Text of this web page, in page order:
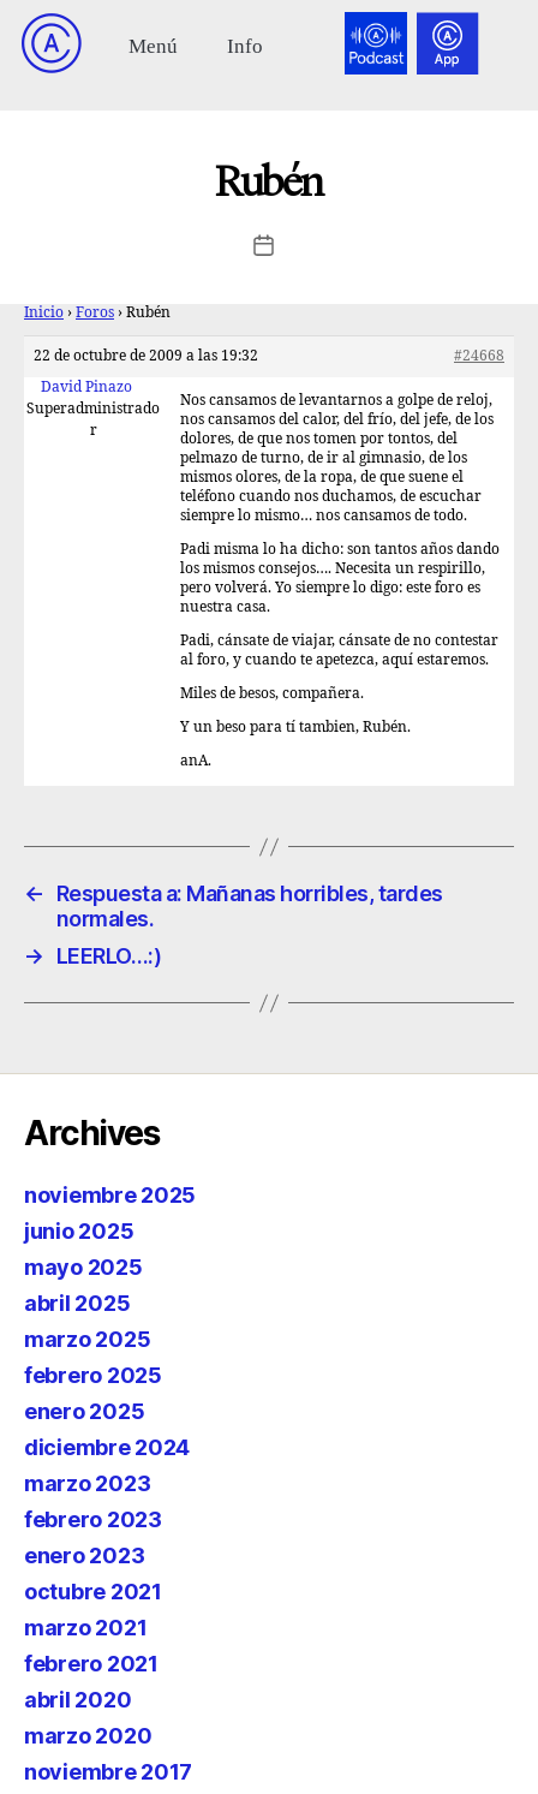
Rubén
Inicio › Foros › Rubén
22 de octubre de 2009 a las 19:32
#24668
David Pinazo
Superadministrado
r
Nos cansamos de levantarnos a golpe de reloj,
nos cansamos del calor, del frío, del jefe, de los
dolores, de que nos tomen por tontos, del
pelmazo de turno, de ir al gimnasio, de los
mismos olores, de la ropa, de que suene el
teléfono cuando nos duchamos, de escuchar
siempre lo mismo… nos cansamos de todo.
Padi misma lo ha dicho: son tantos años dando
los mismos consejos…. Necesita un respirillo,
pero volverá. Yo siempre lo digo: este foro es
nuestra casa.
Padi, cánsate de viajar, cánsate de no contestar
al foro, y cuando te apetezca, aquí estaremos.
Miles de besos, compañera.
Y un beso para tí tambien, Rubén.
anA.
←
Respuesta a: Mañanas horribles, tardes
normales.
→
LEERLO…:)
Archives
noviembre 2025
junio 2025
mayo 2025
abril 2025
marzo 2025
febrero 2025
enero 2025
diciembre 2024
marzo 2023
febrero 2023
enero 2023
octubre 2021
marzo 2021
febrero 2021
abril 2020
marzo 2020
noviembre 2017